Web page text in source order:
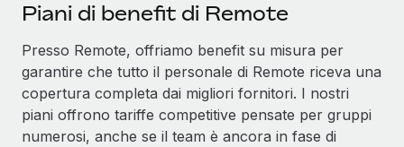
中文（简体）
Piani di benefit di Remote
Presso Remote, offriamo benefit su misura per
garantire che tutto il personale di Remote riceva una
copertura completa dai migliori fornitori. I nostri
piani offrono tariffe competitive pensate per gruppi
numerosi, anche se il team è ancora in fase di